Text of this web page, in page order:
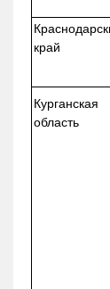
край
Курганская
область